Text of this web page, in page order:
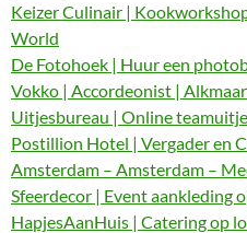
Keizer Culinair |
World
De Fotohoek | Huur een
Vokko | Accordeonist |
Uitjesbureau | Online
Postillion Hotel | Vergader en
Amsterdam – Amsterdam –
Sfeerdecor | Event aankleding
HapjesAanHuis | Catering op